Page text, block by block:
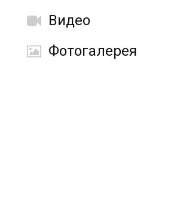
Видео
Фотогалерея